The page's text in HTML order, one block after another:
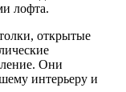
лофта.
открытые
Они
интерьеру и